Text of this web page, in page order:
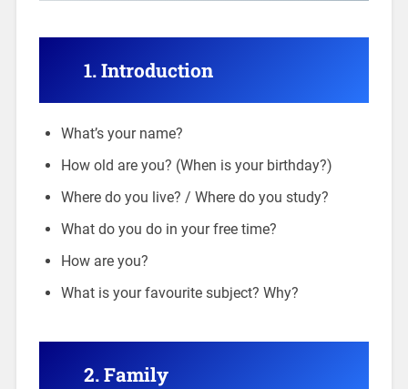
1. Introduction
What’s your name?
How old are you? (When is your birthday?)
Where do you live? / Where do you study?
What do you do in your free time?
How are you?
What is your favourite subject? Why?
2. Family